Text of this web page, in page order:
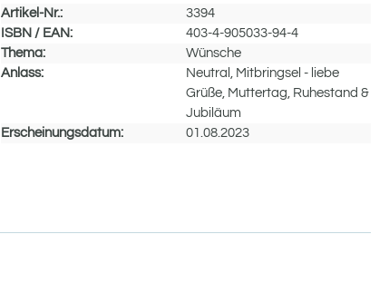
Artikel-Nr.:
3394
ISBN / EAN:
403-4-905033-94-4
Thema:
Wünsche
Anlass:
Neutral, Mitbringsel - liebe
Grüße, Muttertag, Ruhestand &
Jubiläum
Erscheinungsdatum:
01.08.2023